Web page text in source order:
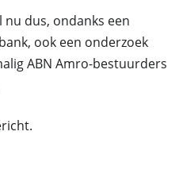
dus, ondanks een
ook een onderzoek
ABN Amro-bestuurders